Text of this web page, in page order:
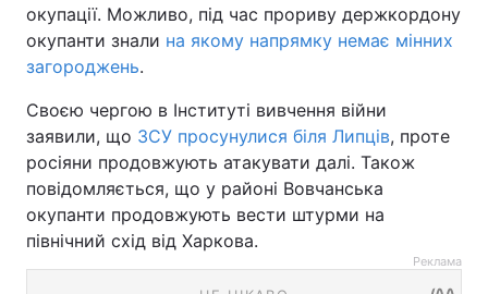
окупації. Можливо, під час прориву держкордону
окупанти знали на якому напрямку немає мінних
загороджень.
Своєю чергою в Інституті вивчення війни
заявили, що ЗСУ просунулися біля Липців, проте
росіяни продовжують атакувати далі. Також
повідомляється, що у районі Вовчанська
окупанти продовжують вести штурми на
північний схід від Харкова.
Реклама